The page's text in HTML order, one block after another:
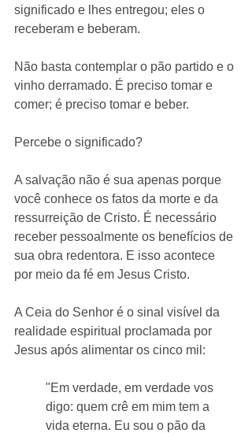
significado e lhes entregou; eles o
receberam e beberam.
Não basta contemplar o pão partido e o
vinho derramado. É preciso tomar e
comer; é preciso tomar e beber.
Percebe o significado?
A salvação não é sua apenas porque
você conhece os fatos da morte e da
ressurreição de Cristo. É necessário
receber pessoalmente os benefícios de
sua obra redentora. E isso acontece
por meio da fé em Jesus Cristo.
A Ceia do Senhor é o sinal visível da
realidade espiritual proclamada por
Jesus após alimentar os cinco mil:
"Em verdade, em verdade vos
digo: quem crê em mim tem a
vida eterna. Eu sou o pão da